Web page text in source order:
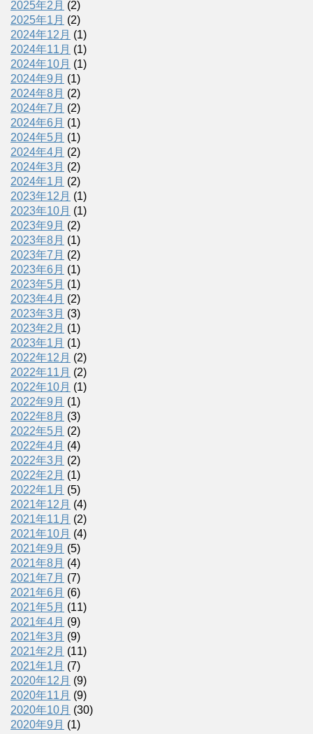
2025年2月 (2)
2025年1月 (2)
2024年12月 (1)
2024年11月 (1)
2024年10月 (1)
2024年9月 (1)
2024年8月 (2)
2024年7月 (2)
2024年6月 (1)
2024年5月 (1)
2024年4月 (2)
2024年3月 (2)
2024年1月 (2)
2023年12月 (1)
2023年10月 (1)
2023年9月 (2)
2023年8月 (1)
2023年7月 (2)
2023年6月 (1)
2023年5月 (1)
2023年4月 (2)
2023年3月 (3)
2023年2月 (1)
2023年1月 (1)
2022年12月 (2)
2022年11月 (2)
2022年10月 (1)
2022年9月 (1)
2022年8月 (3)
2022年5月 (2)
2022年4月 (4)
2022年3月 (2)
2022年2月 (1)
2022年1月 (5)
2021年12月 (4)
2021年11月 (2)
2021年10月 (4)
2021年9月 (5)
2021年8月 (4)
2021年7月 (7)
2021年6月 (6)
2021年5月 (11)
2021年4月 (9)
2021年3月 (9)
2021年2月 (11)
2021年1月 (7)
2020年12月 (9)
2020年11月 (9)
2020年10月 (30)
2020年9月 (1)